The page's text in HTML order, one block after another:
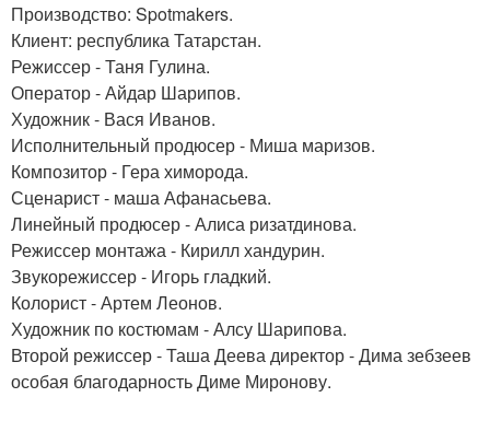
Производство: Spotmakers.
Клиент: республика Татарстан.
Режиссер - Таня Гулина.
Оператор - Айдар Шарипов.
Художник - Вася Иванов.
Исполнительный продюсер - Миша маризов.
Композитор - Гера химорода.
Сценарист - маша Афанасьева.
Линейный продюсер - Алиса ризатдинова.
Режиссер монтажа - Кирилл хандурин.
Звукорежиссер - Игорь гладкий.
Колорист - Артем Леонов.
Художник по костюмам - Алсу Шарипова.
Второй режиссер - Таша Деева директор - Дима зебзеев
особая благодарность Диме Миронову.